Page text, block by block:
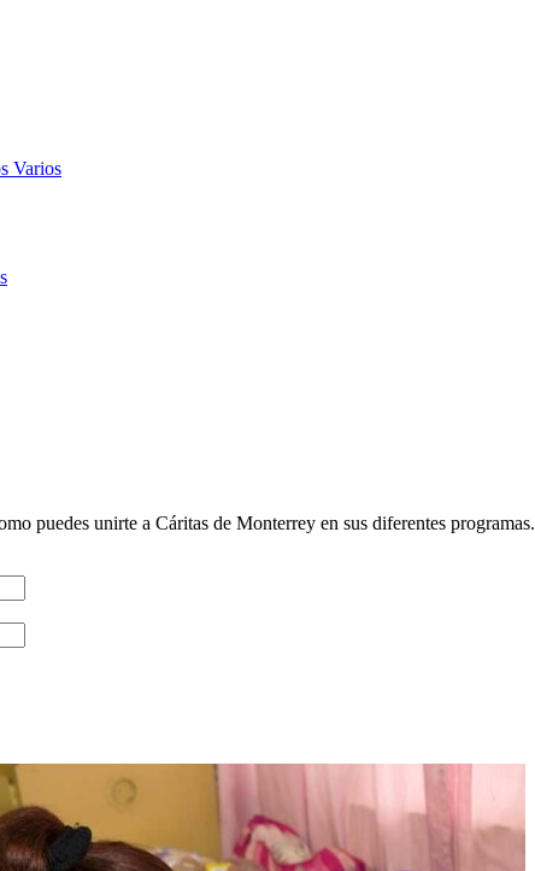
Varios
puedes unirte a Cáritas de Monterrey en sus diferentes programas.